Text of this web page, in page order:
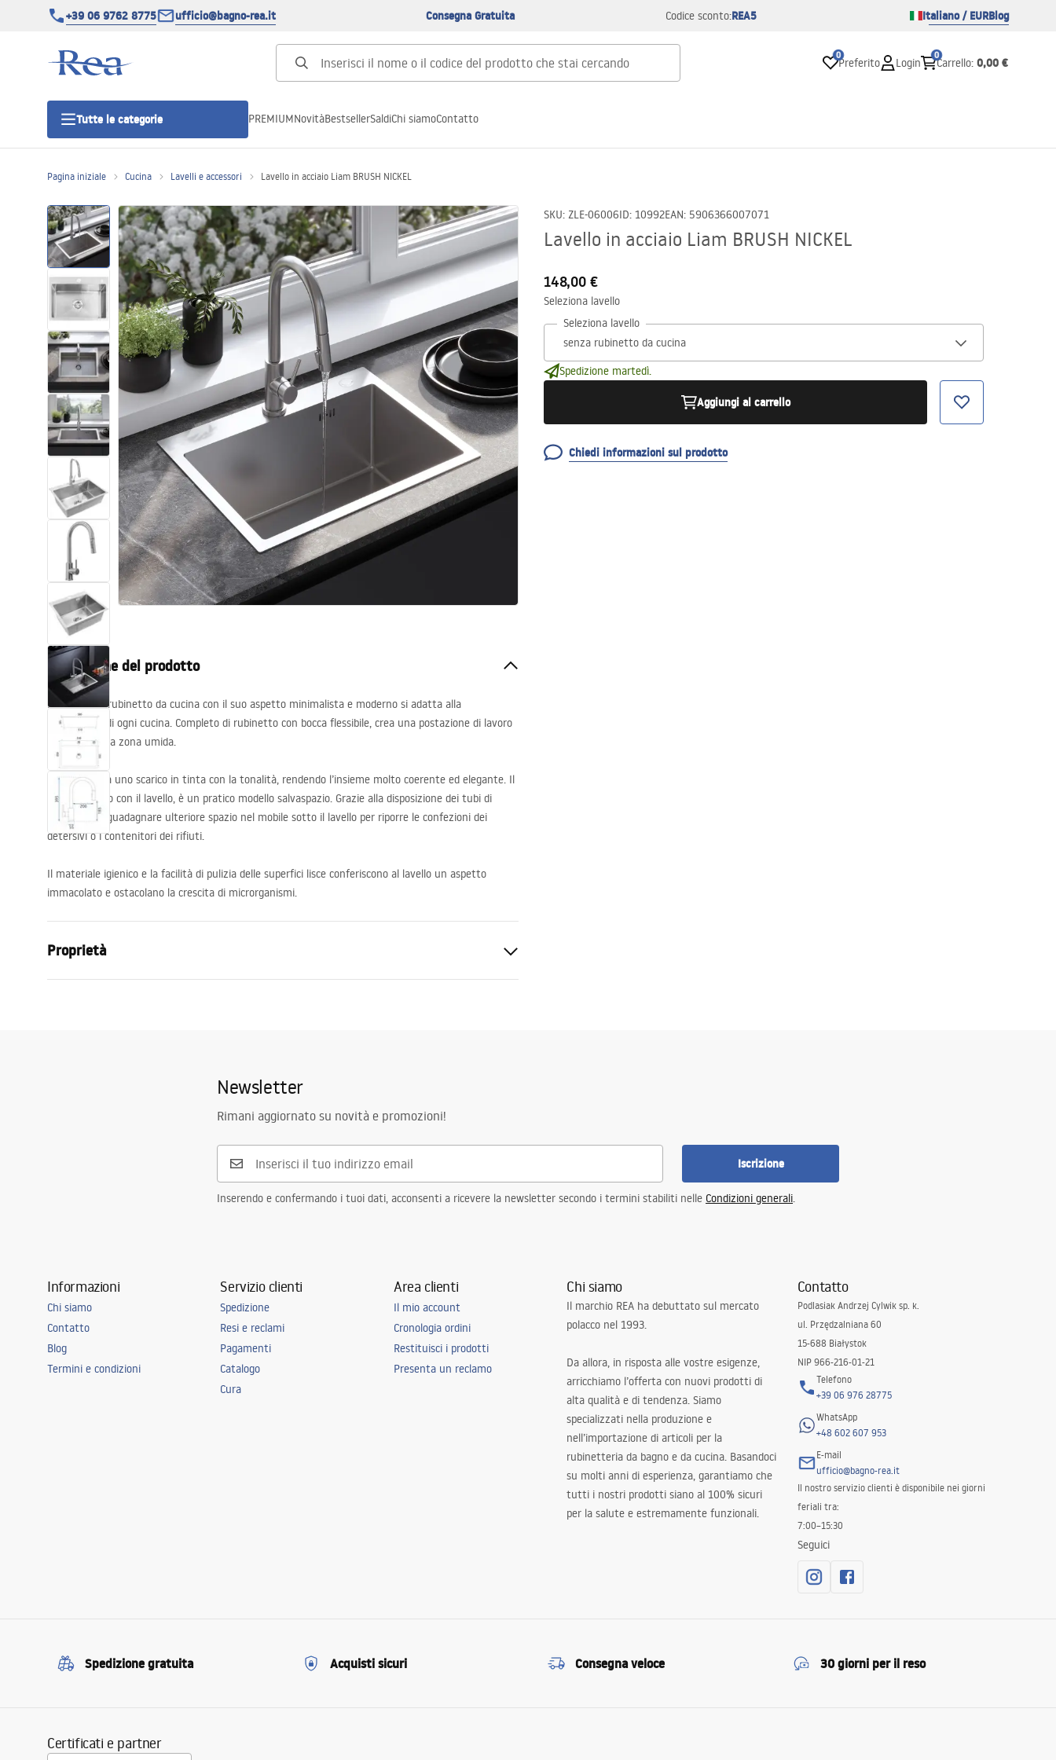
+39 06 9762 8775 ufficio@bagno-rea.it Consegna Gratuita Codice sconto:REA5 Italiano / EURBlog
0
Preferito Login
0
Carrello: 0,00 €
Tutte le categorie
Porte doccia
Piatti doccia da bagno
Canaline di scarico
Set di vaso WC e bidet
Lavabi
Vasche da bagno e schermi vasca
Rubinetti da bagno
Set doccia
Cucina
PREMIUMNovitàBestsellerSaldiChi siamoContatto
Pagina iniziale Cucina Lavelli e accessori Lavello in acciaio Liam BRUSH NICKEL
SKU: ZLE-06006ID: 10992EAN: 5906366007071
Lavello in acciaio Liam BRUSH NICKEL
148,00 €
Seleziona lavello
Seleziona lavello
Spedizione martedì.
Aggiungi al carrello
Chiedi informazioni sul prodotto
Descrizione del prodotto
Il lavello con rubinetto da cucina con il suo aspetto minimalista e moderno si adatta alla
disposizione di ogni cucina. Completo di rubinetto con bocca flessibile, crea una postazione di lavoro
completa nella zona umida.
Il prodotto ha uno scarico in tinta con la tonalità, rendendo l’insieme molto coerente ed elegante. Il
sifone, incluso con il lavello, è un pratico modello salvaspazio. Grazie alla disposizione dei tubi di
scarico, puoi guadagnare ulteriore spazio nel mobile sotto il lavello per riporre le confezioni dei
detersivi o i contenitori dei rifiuti.
Il materiale igienico e la facilità di pulizia delle superfici lisce conferiscono al lavello un aspetto
immacolato e ostacolano la crescita di microrganismi.
Proprietà
Acciaio inossidabile
Acciaio spazzolato
guarnizione, sifone con filtro, ganci di
fissaggio
90 mm
Garanzia
120 mesi per struttura in acciaio, 24 mesi
Newsletter
Rimani aggiornato su novità e promozioni!
Iscrizione
Inserendo e confermando i tuoi dati, acconsenti a ricevere la newsletter secondo i termini stabiliti nelle Condizioni generali.
Informazioni
Chi siamo
Contatto
Blog
Termini e condizioni
Servizio clienti
Spedizione
Resi e reclami
Pagamenti
Catalogo
Cura
Area clienti
Il mio account
Cronologia ordini
Restituisci i prodotti
Presenta un reclamo
Chi siamo
Il marchio REA ha debuttato sul mercato
polacco nel 1993.
Da allora, in risposta alle vostre esigenze,
arricchiamo l’offerta con nuovi prodotti di
alta qualità e di tendenza. Siamo
specializzati nella produzione e
nell’importazione di articoli per la
rubinetteria da bagno e da cucina. Basandoci
su molti anni di esperienza, garantiamo che
tutti i nostri prodotti siano al 100% sicuri
per la salute e estremamente funzionali.
Contatto
Podlasiak Andrzej Cylwik sp. k.
ul. Przędzalniana 60
15-688 Białystok
NIP 966-216-01-21
Telefono
+39 06 976 28775
WhatsApp
+48 602 607 953
E-mail
ufficio@bagno-rea.it
Il nostro servizio clienti è disponibile nei giorni
feriali tra:
7:00–15:30
Seguici
Spedizione gratuita Acquisti sicuri Consegna veloce 30 giorni per il reso
Certificati e partner